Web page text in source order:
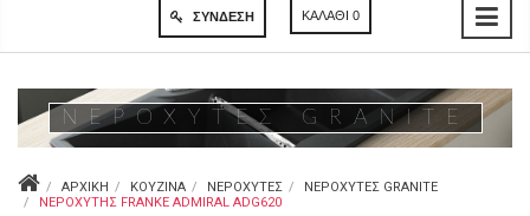
ΚΑΛΆΘΙ 0
ΣΎΝΔΕΣΗ
ΝΕΡΟΧΎΤΕΣ GRANITE
ΑΡΧΙΚΉ ΚΟΥΖΊΝΑ ΝΕΡΟΧΎΤΕΣ
ΝΕΡΟΧΎΤΕΣ GRANITE
NΕΡΟΧΎΤΗΣ FRANKE ADMIRAL ADG620